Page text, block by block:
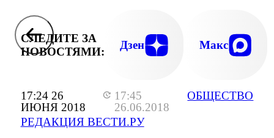
17:24 26
ИЮНЯ 2018
17:45
26.06.2018
РЕДАКЦИЯ ВЕСТИ.РУ
ОБЩЕСТВО
СЛЕДИТЕ ЗА
НОВОСТЯМИ:
Дзен Макс